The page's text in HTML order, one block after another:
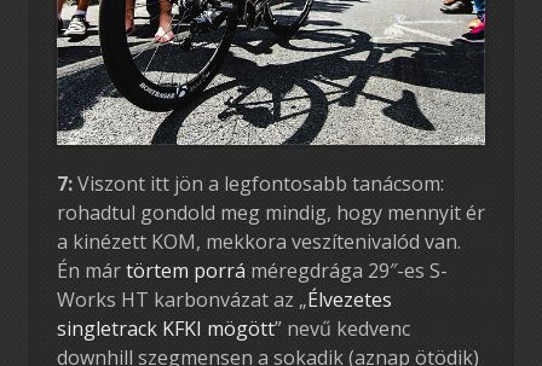
7:Viszont itt jön a legfontosabb tanácsom:
rohadtul gondold meg mindig, hogy mennyit ér
a kinézett KOM, mekkora veszítenivalód van.
Én mártörtem porrá méregdrága 29″-es S-
Works HT karbonvázat az „Élvezetes
singletrack KFKI mögött” nevű kedvenc
downhill szegmensen a sokadik (aznap ötödik)